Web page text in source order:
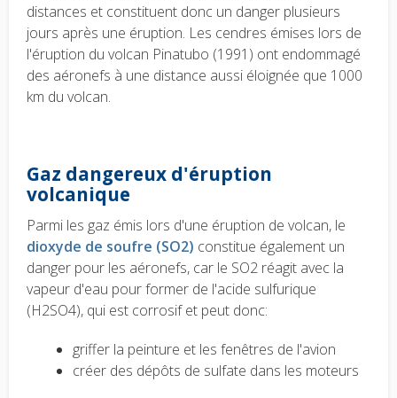
distances et constituent donc un danger plusieurs
jours après une éruption. Les cendres émises lors de
l'éruption du volcan Pinatubo (1991) ont endommagé
des aéronefs à une distance aussi éloignée que 1000
km du volcan.
Gaz dangereux d'éruption
volcanique
Parmi les gaz émis lors d'une éruption de volcan, le
dioxyde de soufre (SO2) constitue également un
danger pour les aéronefs, car le SO2 réagit avec la
vapeur d'eau pour former de l'acide sulfurique
(H2SO4), qui est corrosif et peut donc:
griffer la peinture et les fenêtres de l'avion
créer des dépôts de sulfate dans les moteurs